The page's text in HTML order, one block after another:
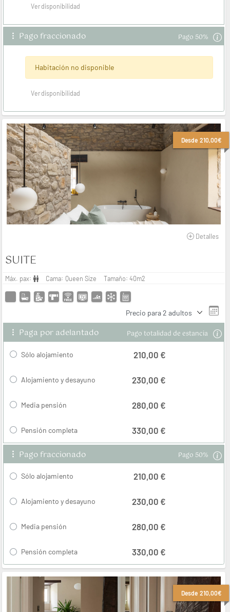
ver disponibilidad
Pago fraccionado Pago 50%
Habitación no disponible
ver disponibilidad
Desde 210,00€
Detalles
SUITE
Máx. pax: Cama: Queen Size Tamaño: 40m2
Precio para2 adultos
Paga por adelantado Pago totalidad de estancia
Sólo alojamiento 210,00 €
Alojamiento y desayuno 230,00 €
Media pensión 280,00 €
Pensión completa 330,00 €
Pago fraccionado Pago 50%
Sólo alojamiento 210,00 €
Alojamiento y desayuno 230,00 €
Media pensión 280,00 €
Pensión completa 330,00 €
Desde 210,00€